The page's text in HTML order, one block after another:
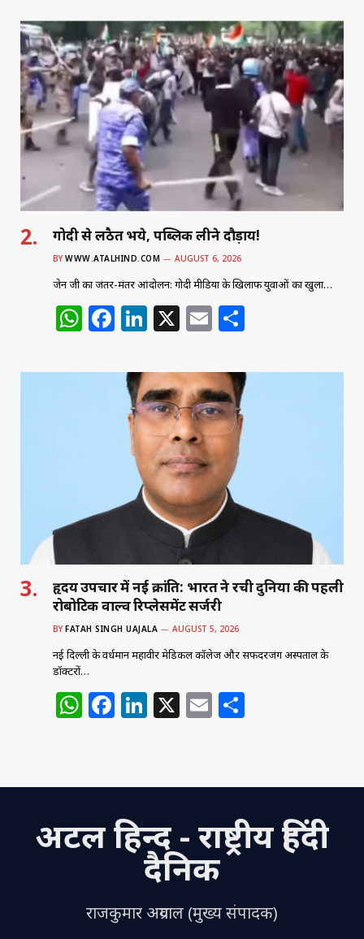
at
s
A
p
p
c
e
b
o
o
k
k
e
dI
n
ai
l
ar
e
गोदी से लठैत भये, पब्लिक लीने दौड़ाय!
BY WWW.ATALHIND.COM AUGUST 6, 2026
जेन जी का जंतर-मंतर आंदोलन: गोदी मीडिया के खिलाफ युवाओं का खुला…
W
at
F
c
e
b
o
k
Li
k
e
dI
n
X E
ai
l
ar
e
हृदय उपचार में नई क्रांति: भारत ने रची दुनिया की पहली
रोबोटिक वाल्व रिप्लेसमेंट सर्जरी
BY FATAH SINGH UAJALA AUGUST 5, 2026
नई दिल्ली के वर्धमान महावीर मेडिकल कॉलेज और सफदरजंग अस्पताल के
डॉक्टरों…
W
s
p
p
F
e
o
o
Li
e
n
X E
l e
अटल हिन्द - राष्ट्रीय हिंदी
दैनिक
राजकुमार अग्रवाल (मुख्य संपादक)